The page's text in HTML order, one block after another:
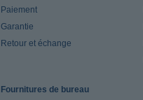
Paiement
Garantie
Retour et échange
Fournitures de bureau